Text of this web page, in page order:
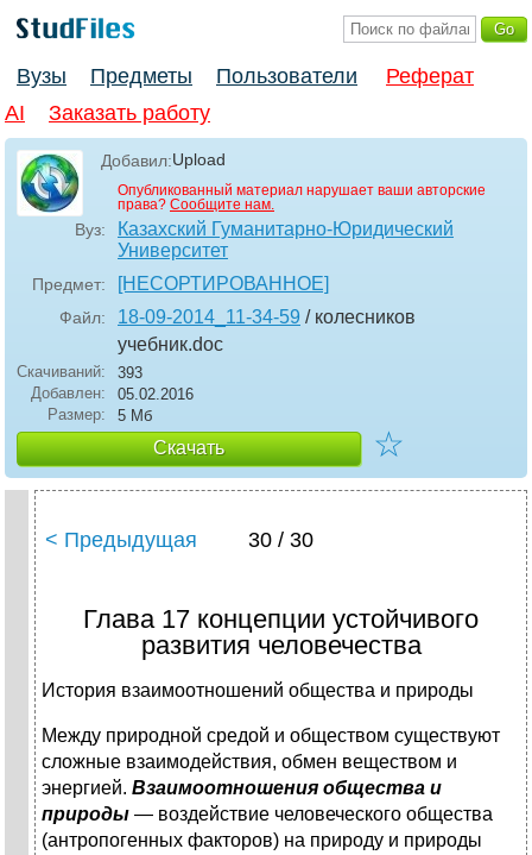
Вузы Предметы Пользователи
Реферат
AI
Заказать работу
Добавил:Upload
Опубликованный материал нарушает ваши авторские
права? Сообщите нам.
Вуз:
Казахский Гуманитарно-Юридический
Университет
Предмет: [НЕСОРТИРОВАННОЕ]
Файл: 18-09-2014_11-34-59 / колесников
учебник.doc
Скачиваний:
393
Добавлен:
05.02.2016
Размер:
5 Мб
Скачать ☆
< Предыдущая 30 / 30
Глава 17 концепции устойчивого
развития человечества
История взаимоотношений общества и природы
Между природной средой и обществом существуют
слож­ные взаимодействия, обмен веществом и
энергией. Взаимоот­ношения общества и
природы — воздействие человеческого общества
(антропогенных факторов) на природу и природы